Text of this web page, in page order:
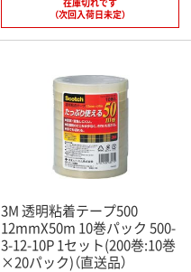
（次回入荷日未定）
3M 透明粘着テープ500
12mmX50m 10巻パック 500-
3-12-10P 1セット(200巻:10巻
×20パック)（直送品）